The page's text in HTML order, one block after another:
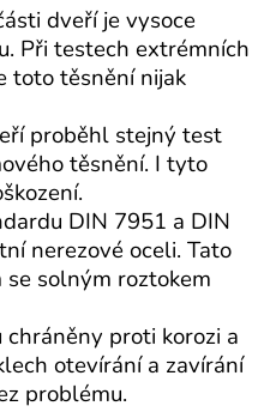
dveří je vysoce
Při testech extrémních
toto těsnění nijak
proběhl stejný test
těsnění. I tyto
DIN 7951 a DIN
nerezové oceli. Tato
solným roztokem
chráněny proti korozi a
otevírání a zavírání
problému.